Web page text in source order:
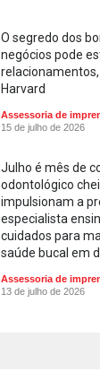
O segredo dos
negócios pode
Harvard
Assessoria de
15 de julho de 2026
Julho é mês de
odontológico
impulsionam a
especialista
cuidados para
saúde bucal em
Assessoria de
13 de julho de 2026